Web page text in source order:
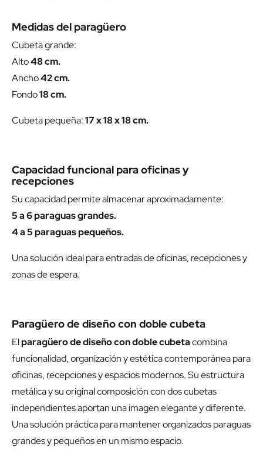
Medidas del paragüero
Cubeta grande:
Alto48 cm.
Ancho42 cm.
Fondo18 cm.
Cubeta pequeña:17 x 18 x 18 cm.
Capacidad funcional para oficinas y
recepciones
Su capacidad permite almacenar aproximadamente:
5 a 6 paraguas grandes.
4 a 5 paraguas pequeños.
Una solución ideal para entradas de oficinas, recepciones y
zonas de espera.
Paragüero de diseño con doble cubeta
Elparagüero de diseño con doble cubetacombina
funcionalidad, organización y estética contemporánea para
oficinas, recepciones y espacios modernos. Su estructura
metálica y su original composición con dos cubetas
independientes aportan una imagen elegante y diferente.
Una solución práctica para mantener organizados paraguas
grandes y pequeños en un mismo espacio.